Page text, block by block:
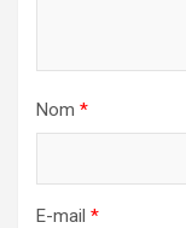
Nom *
E-mail *